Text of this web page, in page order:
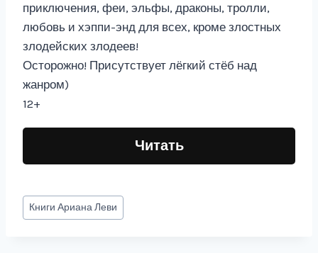
приключения, феи, эльфы, драконы, тролли,
любовь и хэппи-энд для всех, кроме злостных
злодейских злодеев!
Осторожно! Присутствует лёгкий стёб над
жанром)
12+
Читать
Метки
записи:
КнигиАриана Леви